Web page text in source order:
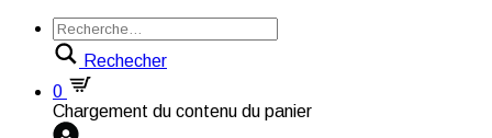
Rechecher
0
Chargement du contenu du panier